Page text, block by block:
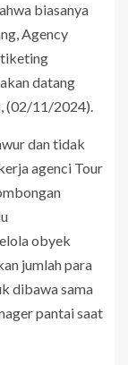
biasanya
Agency
tiketing
datang
(02/11/2024).
dan tidak
agenci Tour
obyek
jumlah para
dibawa sama
pantai saat